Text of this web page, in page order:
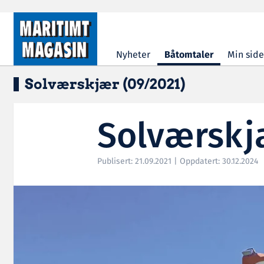
Hopp til hovedinnhold
Nyheter Båtomtaler Min side
Solværskjær (09/2021)
Publisert: 21.09.2021 | Oppdatert: 30.12.2024